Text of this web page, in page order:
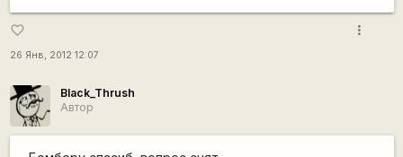
favorite_border
26 Янв, 2012 12:07
more_vert
Black_Thrush
Автор